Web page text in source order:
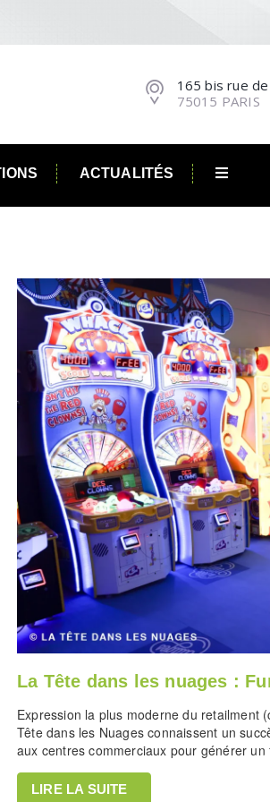
165 bis rue
75015 PARIS
ACTUALITÉS
La Tête dans les nuages :
Expression la plus moderne du retailment
Tête dans les Nuages connaissent un
aux centres commerciaux pour générer
LIRE LA SUITE